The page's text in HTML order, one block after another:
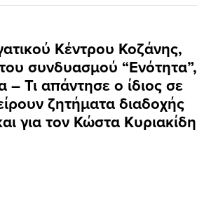
Κέντρου Κοζάνης,
συνδυασμού “Ενότητα”,
Τι απάντησε ο ίδιος σε
ζητήματα διαδοχής
για τον Κώστα Κυριακίδη